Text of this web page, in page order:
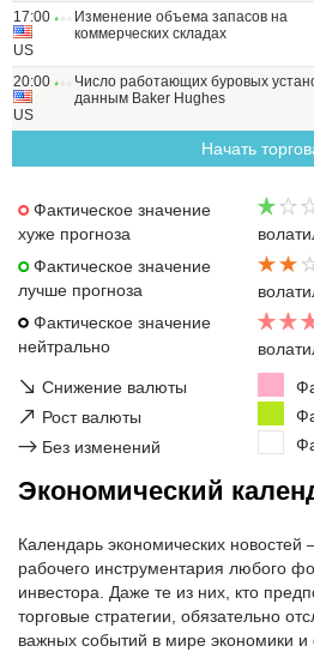
17:00
US
Изменение объема запасов на
коммерческих складах
20:00
US
Число работающих буровых
данным Baker Hughes
Начать
Фактическое значение
хуже прогноза
Фактическое значение
лучше прогноза
Фактическое значение
нейтрально
↘ Снижение валюты
↗ Рост валюты
→ Без изменений
Экономический
Календарь экономических
рабочего инструментария любого
инвестора. Даже те из них, кто
торговые стратегии, обязательно
важных событий в мире экономики